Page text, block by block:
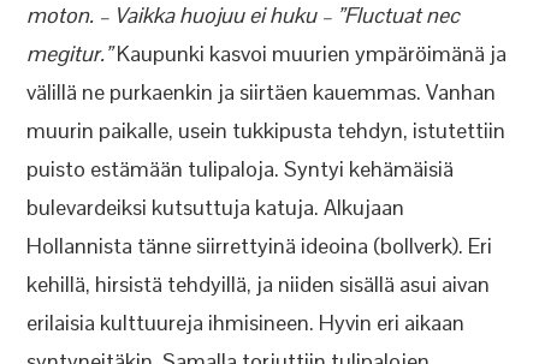
moton. – Vaikka huojuu ei huku – ”Fluctuat nec
megitur.”Kaupunki kasvoi muurien ympäröimänä ja
välillä ne purkaenkin ja siirtäen kauemmas. Vanhan
muurin paikalle, usein tukkipusta tehdyn, istutettiin
puisto estämään tulipaloja. Syntyi kehämäisiä
bulevardeiksi kutsuttuja katuja. Alkujaan
Hollannista tänne siirrettyinä ideoina (bollverk). Eri
kehillä, hirsistä tehdyillä, ja niiden sisällä asui aivan
erilaisia kulttuureja ihmisineen. Hyvin eri aikaan